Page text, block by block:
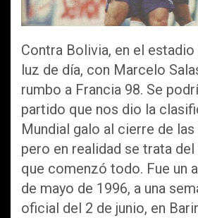
Contra Bolivia, en el
luz de día, con Marcelo
rumbo a Francia 98. Se
partido que nos dio la
Mundial galo al cierre de
pero en realidad se trata
que comenzó todo. Fue un
de mayo de 1996, a una
oficial del 2 de junio, en